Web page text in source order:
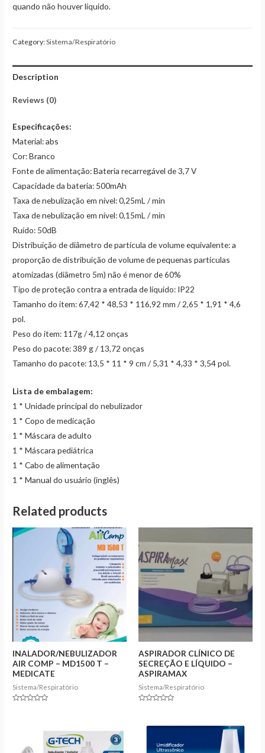
quando não houver líquido.
Category:Sistema/Respiratório
Description
Reviews (0)
Especificações:
Material: abs
Cor: Branco
Fonte de alimentação: Bateria recarregável de 3,7 V
Capacidade da bateria: 500mAh
Taxa de nebulização em nível: 0,25mL / min
Taxa de nebulização em nível: 0,15mL / min
Ruído: 50dB
Distribuição de diâmetro de partícula de volume equivalente: a
proporção de distribuição de volume de pequenas partículas
atomizadas (diâmetro 5m) não é menor de 60%
Tipo de proteção contra a entrada de líquido: IP22
Tamanho do item: 67,42 * 48,53 * 116,92 mm / 2,65 * 1,91 * 4,6
pol.
Peso do item: 117g / 4,12 onças
Peso do pacote: 389 g / 13,72 onças
Tamanho do pacote: 13,5 * 11 * 9 cm / 5,31 * 4,33 * 3,54 pol.
Lista de embalagem:
1 * Unidade principal do nebulizador
1 * Copo de medicação
1 * Máscara de adulto
1 * Máscara pediátrica
1 * Cabo de alimentação
1 * Manual do usuário (inglês)
Related products
INALADOR/NEBULIZADOR
AIR COMP – MD1500 T –
MEDICATE
Sistema/Respiratório
ASPIRADOR CLÍNICO DE
SECREÇÃO E LÍQUIDO –
ASPIRAMAX
Sistema/Respiratório